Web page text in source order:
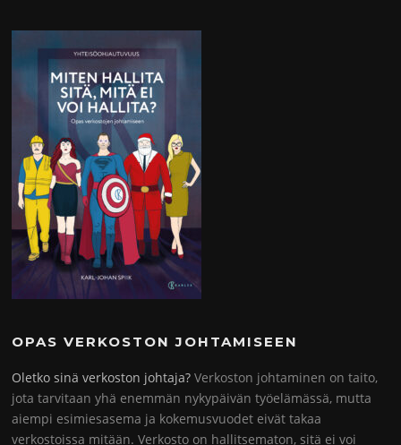
OPAS VERKOSTON JOHTAMISEEN
Oletko sinä verkoston johtaja? Verkoston johtaminen on taito,
jota tarvitaan yhä enemmän nykypäivän työelämässä, mutta
aiempi esimiesasema ja kokemusvuodet eivät takaa
verkostoissa mitään. Verkosto on hallitsematon, sitä ei voi